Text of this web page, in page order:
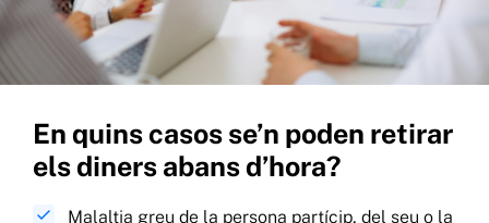
En quins casos se’n poden retirar
els diners abans d’hora?
Malaltia greu de la persona partícip, del seu o la